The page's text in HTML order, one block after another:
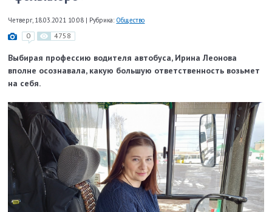
Четверг, 18.03.2021 10:08 | Рубрика: Общество
0 4758
Выбирая профессию водителя автобуса, Ирина Леонова
вполне осознавала, какую большую ответственность возьмет
на себя.